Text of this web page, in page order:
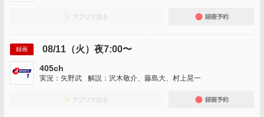
録画 08/11（火）夜7:00〜
405ch
実況：矢野武 解説：沢木敬介、藤島大、村上晃一